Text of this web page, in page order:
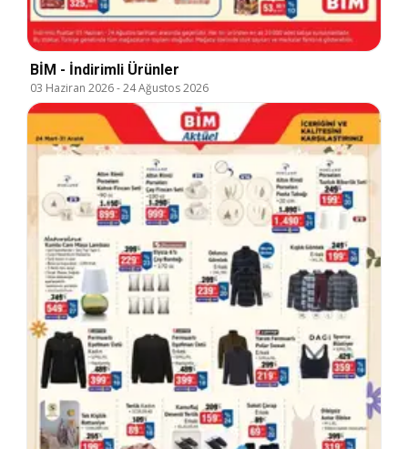
BİM - İndirimli Ürünler
03 Haziran 2026-24 Ağustos 2026